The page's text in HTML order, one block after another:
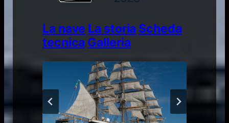
La nave La storia Scheda
tecnica Galleria